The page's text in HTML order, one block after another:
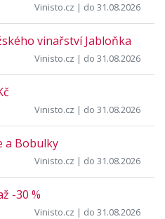
Vinisto.cz | do 31.08.2026
vinařství Jabloňka
Vinisto.cz | do 31.08.2026
Vinisto.cz | do 31.08.2026
a Bobulky
Vinisto.cz | do 31.08.2026
-30 %
Vinisto.cz | do 31.08.2026